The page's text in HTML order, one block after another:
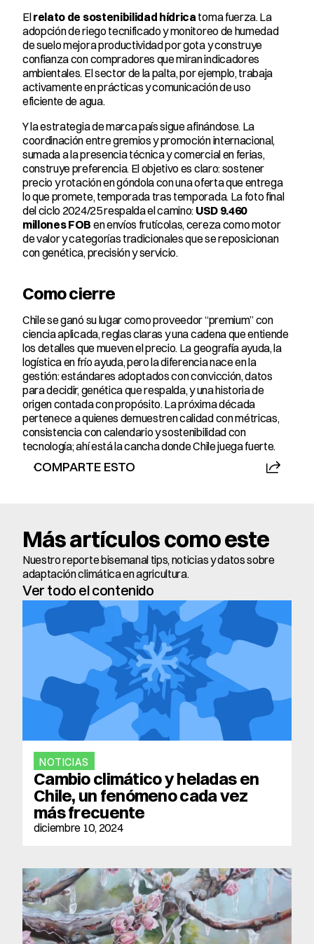
El relato de sostenibilidad hídrica toma fuerza. La
adopción de riego tecnificado y monitoreo de humedad
de suelo mejora productividad por gota y construye
confianza con compradores que miran indicadores
ambientales. El sector de la palta, por ejemplo, trabaja
activamente en prácticas y comunicación de uso
eficiente de agua.
Y la estrategia de marca país sigue afinándose. La
coordinación entre gremios y promoción internacional,
sumada a la presencia técnica y comercial en ferias,
construye preferencia. El objetivo es claro: sostener
precio y rotación en góndola con una oferta que entrega
lo que promete, temporada tras temporada. La foto final
del ciclo 2024/25 respalda el camino: USD 9.460
millones FOB en envíos frutícolas, cereza como motor
de valor y categorías tradicionales que se reposicionan
con genética, precisión y servicio.
Como cierre
Chile se ganó su lugar como proveedor “premium” con
ciencia aplicada, reglas claras y una cadena que entiende
los detalles que mueven el precio. La geografía ayuda, la
logística en frío ayuda, pero la diferencia nace en la
gestión: estándares adoptados con convicción, datos
para decidir, genética que respalda, y una historia de
origen contada con propósito. La próxima década
pertenece a quienes demuestren calidad con métricas,
consistencia con calendario y sostenibilidad con
tecnología; ahí está la cancha donde Chile juega fuerte.
COMPARTE ESTO
Más artículos como este
Nuestro reporte bisemanal tips, noticias y datos sobre
adaptación climática en agricultura.
Ver todo el contenido
NOTICIAS
Cambio climático y heladas en
Chile, un fenómeno cada vez
más frecuente
diciembre 10, 2024